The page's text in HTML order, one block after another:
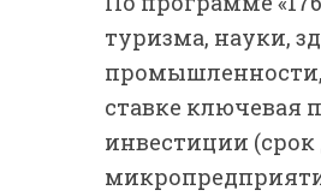
туризма, науки,
ставке ключевая
инвестиции (срок